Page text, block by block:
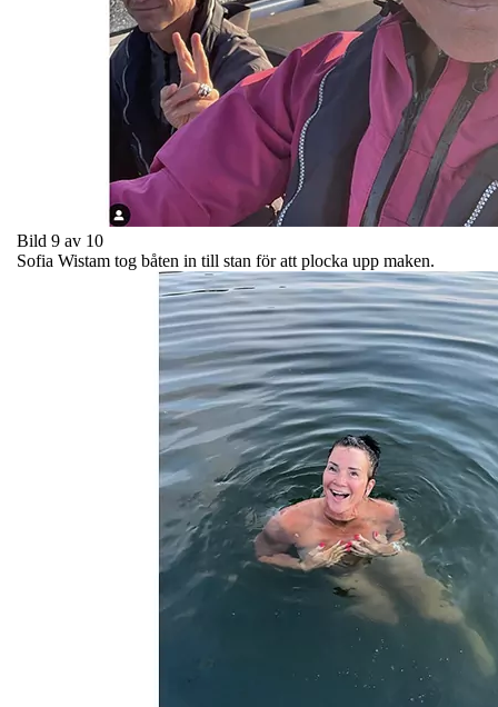
Bild 9 av 10
Sofia Wistam tog båten in till stan för att plocka upp maken.